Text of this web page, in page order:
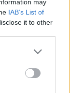
may
IAB’s List of
it to other